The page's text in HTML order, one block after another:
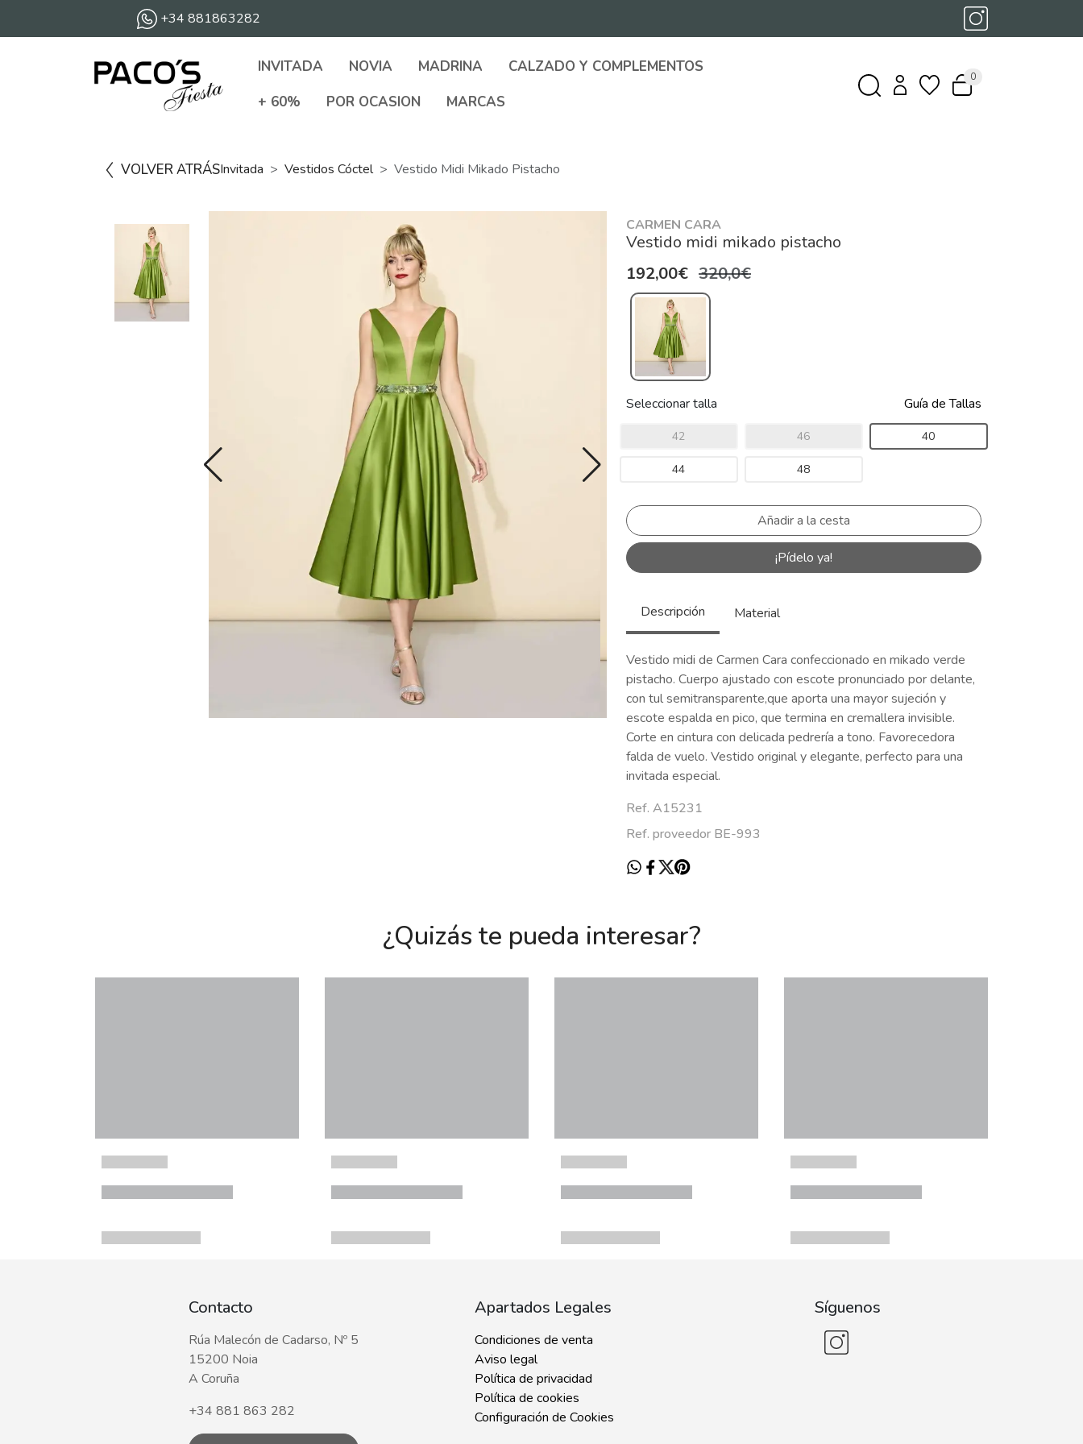
+34 881863282
INVITADA NOVIA MADRINA
CALZADO Y COMPLEMENTOS
+ 60%
POR OCASION MARCAS
0
VOLVER ATRÁSInvitada Vestidos Cóctel Vestido Midi Mikado Pistacho
CARMEN CARA
Vestido midi mikado pistacho
192,00€ 320,0€
Seleccionar talla Guía de Tallas
42 46 40
44 48
¡Pídelo ya!
Descripción Material
Vestido midi de Carmen Cara confeccionado en mikado verde
pistacho. Cuerpo ajustado con escote pronunciado por delante,
con tul semitransparente,que aporta una mayor sujeción y
escote espalda en pico, que termina en cremallera invisible.
Corte en cintura con delicada pedrería a tono. Favorecedora
falda de vuelo. Vestido original y elegante, perfecto para una
invitada especial.
Ref. A15231
Ref. proveedor BE-993
¿Quizás te pueda interesar?
Contacto
Rúa Malecón de Cadarso, Nº 5
15200 Noia
A Coruña
+34 881 863 282
Apartados Legales
Condiciones de venta
Aviso legal
Política de privacidad
Política de cookies
Configuración de Cookies
Síguenos